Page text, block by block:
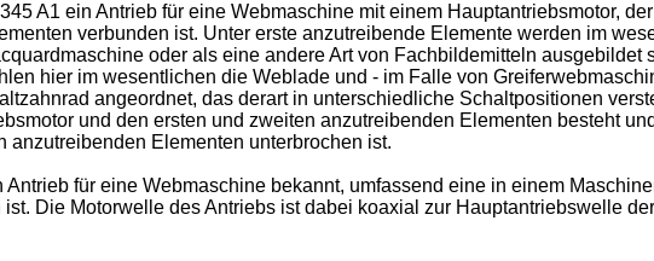
A1 ein Antrieb für eine Webmaschine mit einem Hauptantriebsmotor,
verbunden ist. Unter erste anzutreibende Elemente werden im
oder als eine andere Art von Fachbildemitteln ausgebildet
hier im wesentlichen die Weblade und - im Falle von
angeordnet, das derart in unterschiedliche Schaltpositionen
und den ersten und zweiten anzutreibenden Elementen besteht
Elementen unterbrochen ist.
Antrieb für eine Webmaschine bekannt, umfassend eine in einem
Die Motorwelle des Antriebs ist dabei koaxial zur Hauptantriebswelle